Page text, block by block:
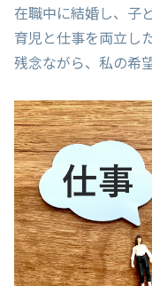
在職中に結婚し、子
育児と仕事を両立し
残念ながら、私の希